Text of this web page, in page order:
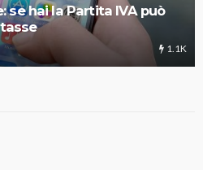
se hai la Partita IVA può
1.1K